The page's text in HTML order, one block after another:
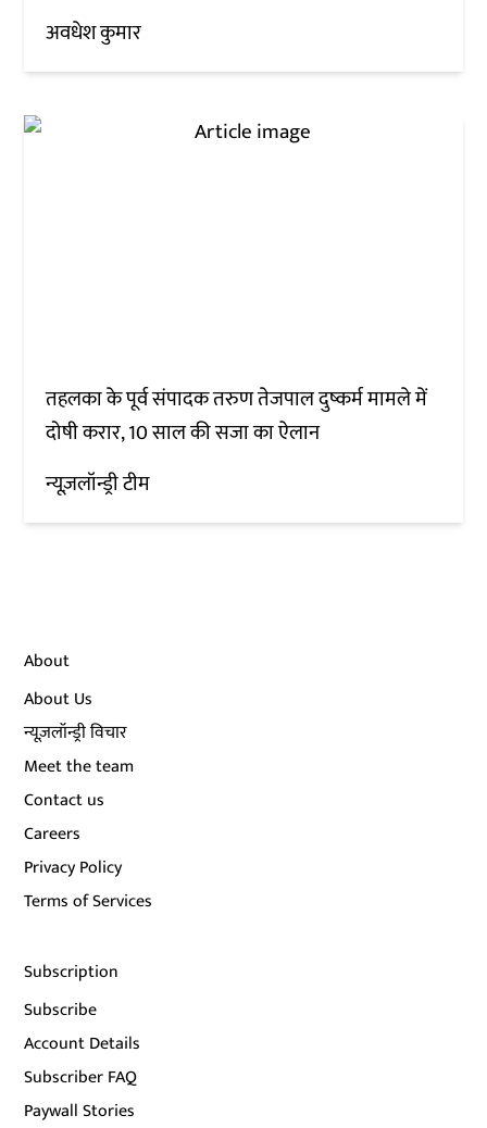
अवधेश कुमार
तहलका के पूर्व संपादक तरुण तेजपाल दुष्कर्म मामले में
दोषी करार, 10 साल की सजा का ऐलान
न्यूज़लॉन्ड्री टीम
About
About Us
न्यूज़लॉन्ड्री विचार
Meet the team
Contact us
Careers
Privacy Policy
Terms of Services
Subscription
Subscribe
Account Details
Subscriber FAQ
Paywall Stories